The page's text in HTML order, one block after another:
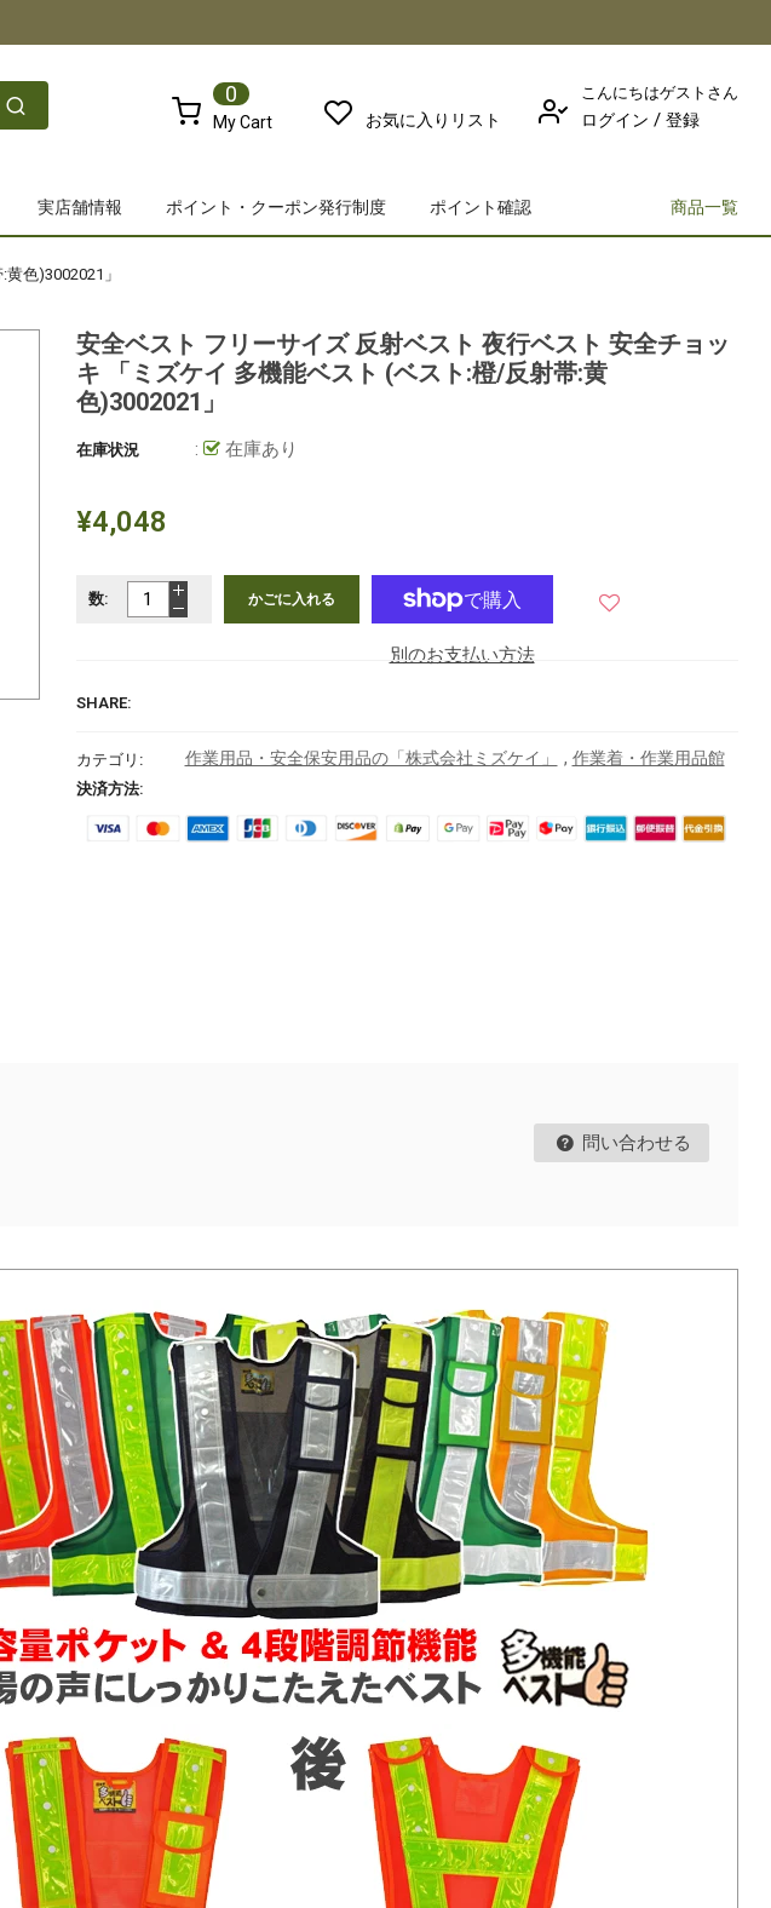
こんにちはゲストさん
ログイン / 登録
お気に入りリスト
My Cart
0
実店舗情報 ポイント・クーポン発行制度 ポイント確認 商品一覧
色)3002021」
安全ベスト フリーサイズ 反射ベスト 夜行ベスト 安全チョッ
キ 「ミズケイ 多機能ベスト (ベスト:橙/反射帯:黄
色)3002021」
在庫状況 : 在庫あり
¥4,048
数: かごに入れる
別のお支払い方法
SHARE:
カテゴリ: 作業用品・安全保安用品の「株式会社ミズケイ」 , 作業着・作業用品館
決済方法:
問い合わせる